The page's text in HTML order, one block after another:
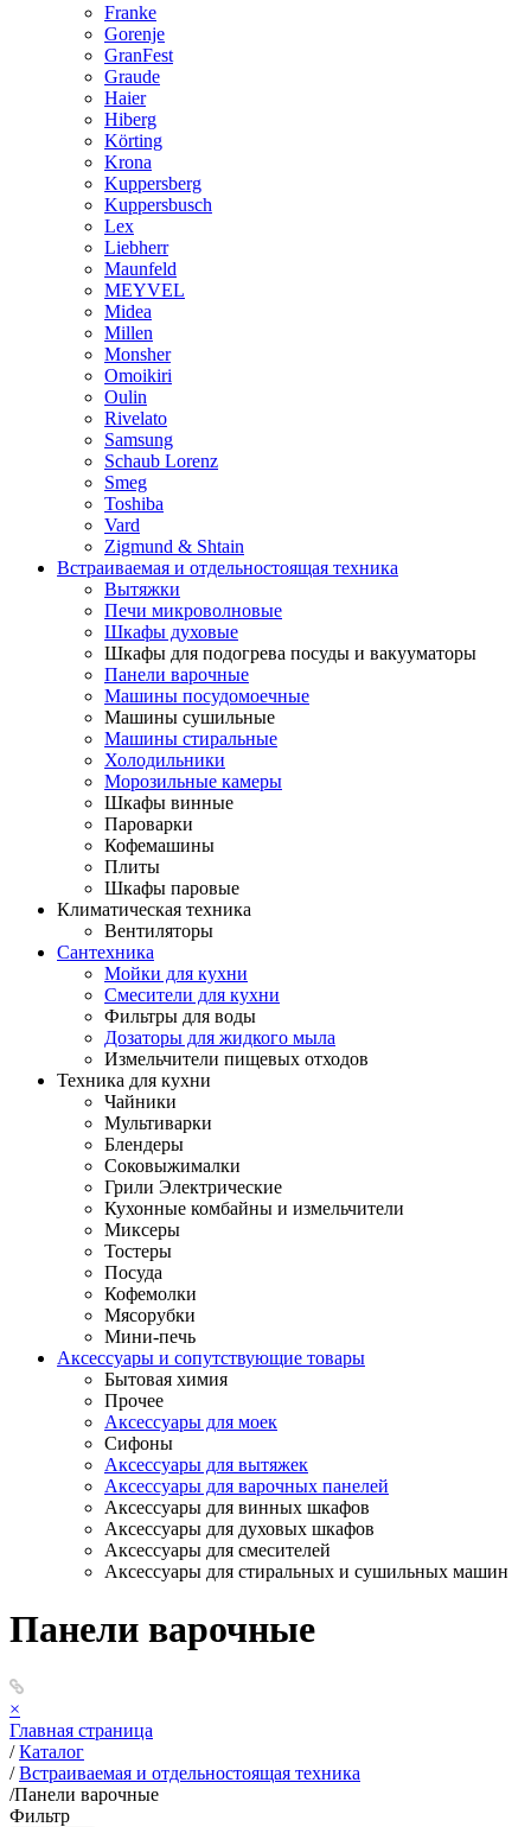
Franke
Gorenje
GranFest
Graude
Haier
Hiberg
Körting
Krona
Kuppersberg
Kuppersbusch
Lex
Liebherr
Maunfeld
MEYVEL
Midea
Millen
Monsher
Omoikiri
Oulin
Rivelato
Samsung
Schaub Lorenz
Smeg
Toshiba
Vard
Zigmund & Shtain
Встраиваемая и отдельностоящая техника
Вытяжки
Печи микроволновые
Шкафы духовые
Шкафы для подогрева посуды и вакууматоры
Панели варочные
Машины посудомоечные
Машины сушильные
Машины стиральные
Холодильники
Морозильные камеры
Шкафы винные
Пароварки
Кофемашины
Плиты
Шкафы паровые
Климатическая техника
Вентиляторы
Сантехника
Мойки для кухни
Смесители для кухни
Фильтры для воды
Дозаторы для жидкого мыла
Измельчители пищевых отходов
Техника для кухни
Чайники
Мультиварки
Блендеры
Соковыжималки
Грили Электрические
Кухонные комбайны и измельчители
Миксеры
Тостеры
Посуда
Кофемолки
Мясорубки
Мини-печь
Аксессуары и сопутствующие товары
Бытовая химия
Прочее
Аксессуары для моек
Сифоны
Аксессуары для вытяжек
Аксессуары для варочных панелей
Аксессуары для винных шкафов
Аксессуары для духовых шкафов
Аксессуары для смесителей
Аксессуары для стиральных и сушильных машин
Панели варочные
×
Главная страница
/ Каталог
/ Встраиваемая и отдельностоящая техника
/Панели варочные
Фильтр